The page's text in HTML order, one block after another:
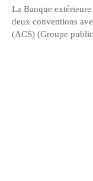
La Banque
deux conventions
(ACS) (Groupe